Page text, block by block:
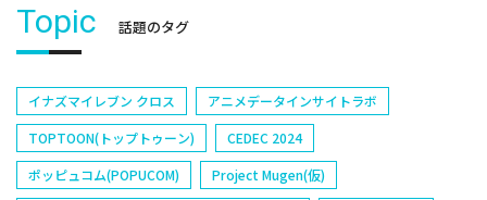
Topic 話題のタグ
イナズマイレブン クロス
アニメデータインサイトラボ
TOPTOON(トップトゥーン)
CEDEC 2024
ポッピュコム(POPUCOM)
Project Mugen(仮)